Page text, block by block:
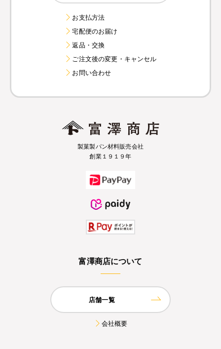
お支払方法
宅配便のお届け
返品・交換
ご注文後の変更・キャンセル
お問い合わせ
製菓製パン材料販売会社
創業１９１９年
富澤商店について
店舗一覧
会社概要